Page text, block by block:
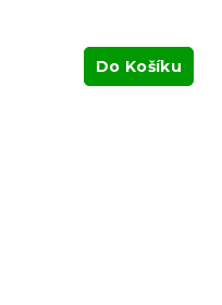
Do Košíku